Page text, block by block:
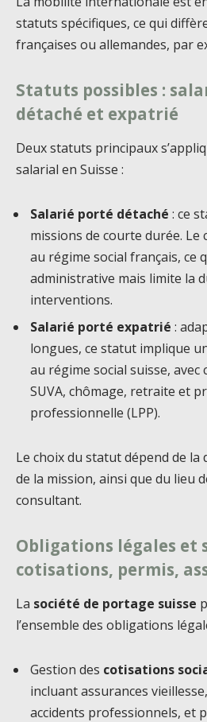
statuts spécifiques, ce qui
françaises ou allemandes, par
Statuts possibles :
détaché et expatrié
Deux statuts principaux
salarial en Suisse :
Salarié porté détaché : ce
missions de courte durée.
au régime social français, ce
administrative mais limite la
interventions.
Salarié porté expatrié :
longues, ce statut implique
au régime social suisse, avec
SUVA, chômage, retraite et
professionnelle (LPP).
Le choix du statut dépend de la
de la mission, ainsi que du lieu
consultant.
Obligations légales et
cotisations, permis,
La société de portage suisse
l’ensemble des obligations
Gestion des cotisations
incluant assurances
accidents professionnels, et